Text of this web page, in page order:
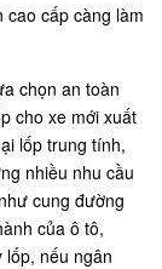
cấp càng làm
chọn an toàn
cho xe mới xuất
lốp trung tính,
nhiều nhu cầu
cung đường
của ô tô,
lốp, nếu ngân